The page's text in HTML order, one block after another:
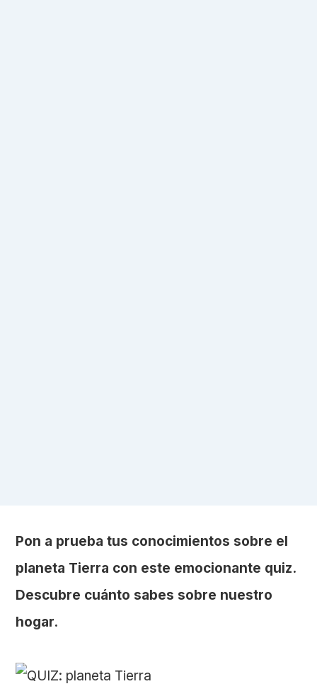
Pon a prueba tus conocimientos sobre el
planeta Tierra con este emocionante quiz.
Descubre cuánto sabes sobre nuestro
hogar.